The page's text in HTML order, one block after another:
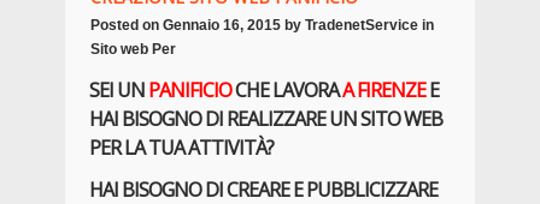
Posted on Gennaio 16, 2015 by TradenetService in
Sito web Per
SEI UNPANIFICIOCHE LAVORAA FIRENZEE
HAI BISOGNO DI REALIZZARE UN SITO WEB
PER LA TUA ATTIVITÀ?
HAI BISOGNO DI CREARE E PUBBLICIZZARE